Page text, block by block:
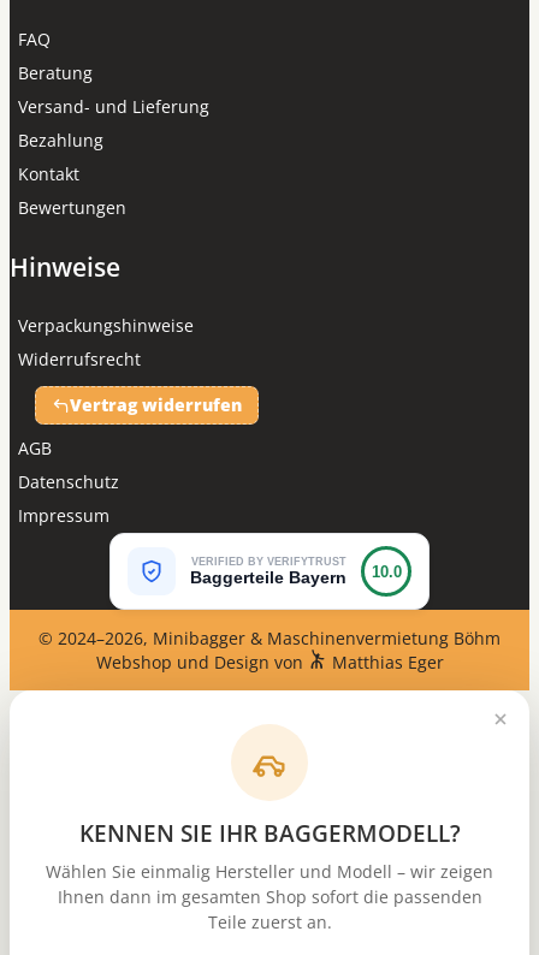
FAQ
Beratung
Versand- und Lieferung
Bezahlung
Kontakt
Bewertungen
Hinweise
Verpackungshinweise
Widerrufsrecht
Vertrag widerrufen
AGB
Datenschutz
Impressum
VERIFIED BY VERIFYTRUST
Baggerteile Bayern 10.0
© 2024–2026, Minibagger & Maschinenvermietung Böhm
Webshop und Design von
Matthias Eger
KENNEN SIE IHR BAGGERMODELL?
Wählen Sie einmalig Hersteller und Modell – wir zeigen
Ihnen dann im gesamten Shop sofort die passenden
Teile zuerst an.